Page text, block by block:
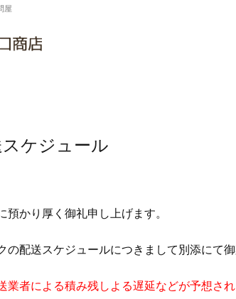
屋
ケジュール
かり厚く御礼申し上げます。
の配送スケジュールにつきまして別添にて御
業者による積み残しよる遅延などが予想され